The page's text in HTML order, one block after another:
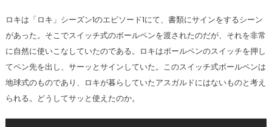
ロキは「ロキ」シーズン1のエピソード1にて、書類にサインをするシーン
があった。そこでスイッチ式のボールペンを渡されたのだが、それを非常
に自然に使いこなしていたのである。ロキはボールペンのスイッチを押し
てペン先を出し、サーッとサインしていた。このスイッチ式ボールペンは
地球式のものであり、ロキが暮らしていたアスガルドにはないものと考え
られる。どうしてサッと使えたのか。